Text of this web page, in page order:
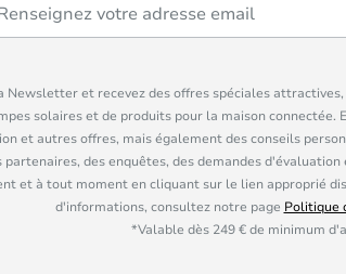
Newsletter et recevez des offres spéciales
solaires et de produits pour la maison connectée.
et autres offres, mais également des conseils
des enquêtes, des demandes
et à tout moment en cliquant sur le lien approprié
d'informations, consultez notre page Politique
*Valable dès 249 € de minimum